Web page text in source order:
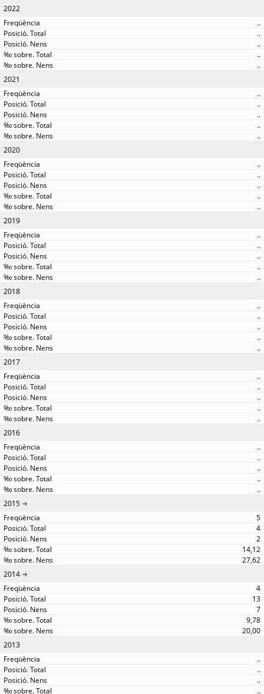
2022
..
..
..
..
..
2021
..
..
..
..
..
2020
..
..
..
..
..
2019
..
..
..
..
..
2018
..
..
..
..
..
2017
..
..
..
..
..
2016
..
..
..
..
..
2015
5
4
2
14,12
27,62
2014
4
13
7
9,78
20,00
2013
..
..
..
..